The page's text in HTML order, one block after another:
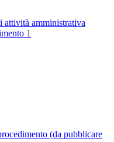
attività amministrativa
1
(da pubblicare